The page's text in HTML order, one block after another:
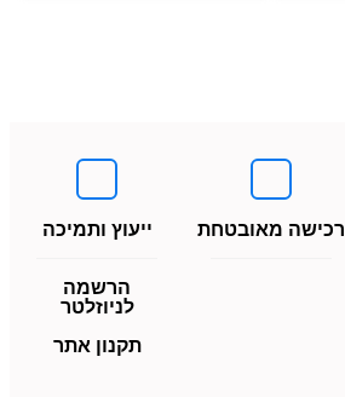
רכישה מאובטחת ייעוץ ותמיכה
הרשמה
לניוזלטר
תקנון אתר